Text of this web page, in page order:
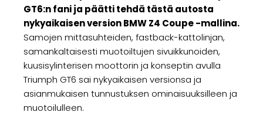
GT6:n fani ja päätti tehdä tästä autosta
nykyaikaisen version BMW Z4 Coupe -mallina.
Samojen mittasuhteiden, fastback-kattolinjan,
samankaltaisesti muotoiltujen sivuikkunoiden,
kuusisylinterisen moottorin ja konseptin avulla
Triumph GT6 sai nykyaikaisen versionsa ja
asianmukaisen tunnustuksen ominaisuuksilleen ja
muotoilulleen.